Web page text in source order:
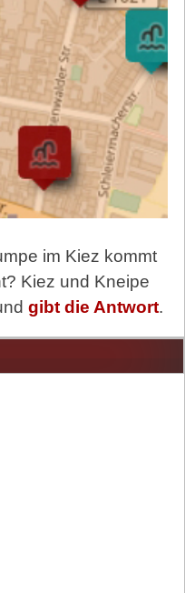
im Kiez kommt
Kiez und Kneipe
gibt die Antwort.